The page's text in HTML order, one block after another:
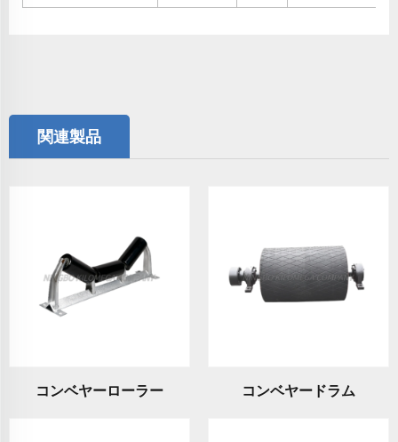
関連製品
コンベヤーローラー コンベヤードラム